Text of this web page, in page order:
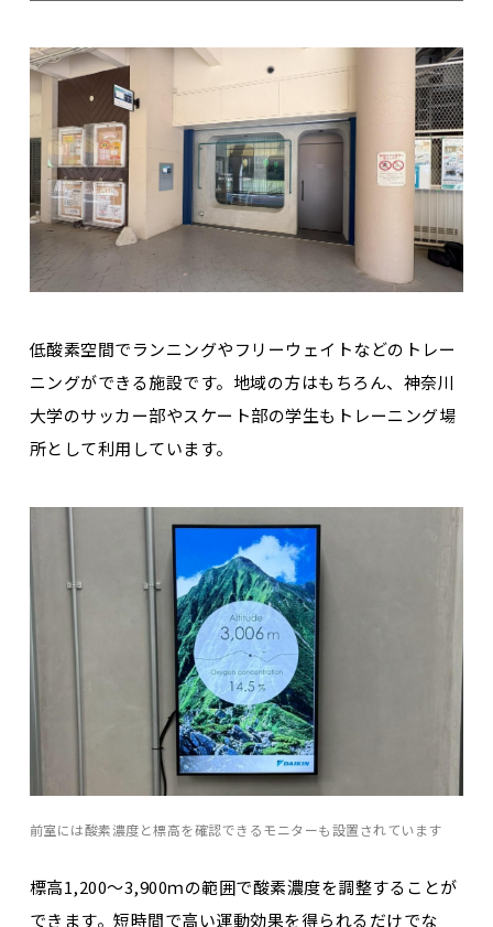
低酸素空間でランニングやフリーウェイトなどのトレー
ニングができる施設です。地域の方はもちろん、神奈川
大学のサッカー部やスケート部の学生もトレーニング場
所として利用しています。
前室には酸素濃度と標高を確認できるモニターも設置されています
標高1,200～3,900ｍの範囲で酸素濃度を調整することが
できます。短時間で高い運動効果を得られるだけでな